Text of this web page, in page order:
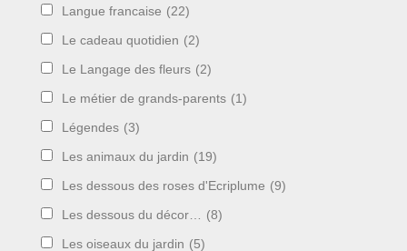
Langue francaise (22)
Le cadeau quotidien (2)
Le Langage des fleurs (2)
Le métier de grands-parents (1)
Légendes (3)
Les animaux du jardin (19)
Les dessous des roses d'Ecriplume (9)
Les dessous du décor… (8)
Les oiseaux du jardin (5)